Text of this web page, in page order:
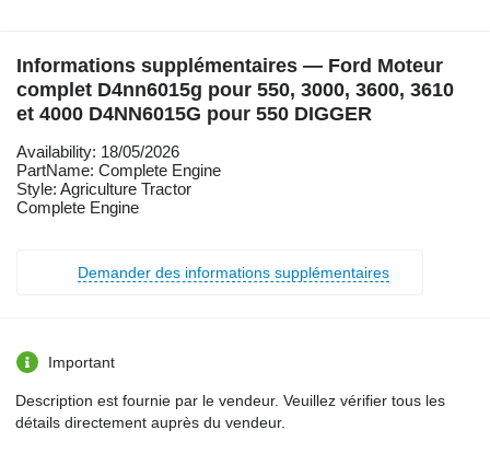
Informations supplémentaires — Ford Moteur
complet D4nn6015g pour 550, 3000, 3600, 3610
et 4000 D4NN6015G pour 550 DIGGER
Availability: 18/05/2026
PartName: Complete Engine
Style: Agriculture Tractor
Complete Engine
Demander des informations supplémentaires
Important
Description est fournie par le vendeur. Veuillez vérifier tous les
détails directement auprès du vendeur.